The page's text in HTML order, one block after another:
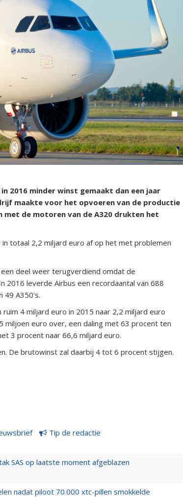
2016 minder winst gemaakt dan een jaar
maakte voor het opvoeren van de productie
met de motoren van de A320 drukten het
totaal 2,2 miljard euro af op het met problemen
deel weer terugverdiend omdat de
leverde Airbus een recordaantal van 688
49 A350's.
4 miljard euro in 2015 naar 2,2 miljard euro
euro over, een daling met 63 procent ten
3 procent naar 66,6 miljard euro.
De brutowinst zal daarbij 4 tot 6 procent stijgen.
Tip de redactie
SAS op laatste moment afgeblazen
nadat piloot 70.000 xtc-pillen smokkelde